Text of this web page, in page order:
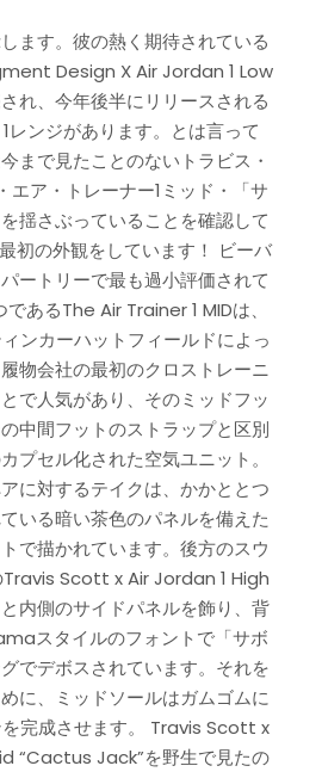
ます。彼の熱く期待されている
Design X Air Jordan 1 Low
れ、今年後半にリリースされる
レンジがあります。とは言って
まで見たことのないトラビス・
エア・トレーナー1ミッド・「サ
揺さぶっていることを確認して
初の外観をしています！ ビーバ
ートリーで最も過小評価されて
あるThe Air Trainer 1 MIDは、
ンカーハットフィールドによっ
物会社の最初のクロストレーニ
で人気があり、そのミッドフッ
中間フットのストラップと区別
プセル化された空気ユニット。
に対するテイクは、かかととつ
いる暗い茶色のパネルを備えた
で描かれています。後方のスウ
Travis Scott x Air Jordan 1 High
内側のサイドパネルを飾り、背
スタイルのフォントで「サボ
でデボスされています。それを
に、ミッドソールはガムゴムに
完成させます。 Travis Scott x
“Cactus Jack”を野生で見たの